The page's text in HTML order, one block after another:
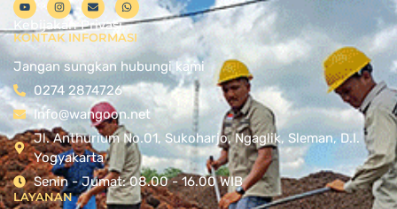
Kebijakan Privasi
KONTAK INFORMASI
Jangan sungkan hubungi kami
0274 2874726
Info@wangoon.net
Jl. Anthurium No.01, Sukoharjo, Ngaglik, Sleman, D.I.
Yogyakarta
Senin - Jumat: 08.00 - 16.00 WIB
LAYANAN